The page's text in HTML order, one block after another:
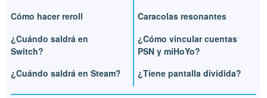
Cómo hacer reroll
¿Cuándo saldrá en
Switch?
¿Cuándo saldrá en Steam?
Caracolas resonantes
¿Cómo vincular cuentas
PSN y miHoYo?
¿Tiene pantalla dividida?